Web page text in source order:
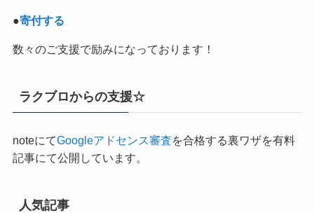
●寄付する
数々のご支援で励みになっております！
ラクブロからの支援☆
noteにてGoogleアドセンス審査を合格する裏ワザを有料
記事にて公開しています。
人気記事